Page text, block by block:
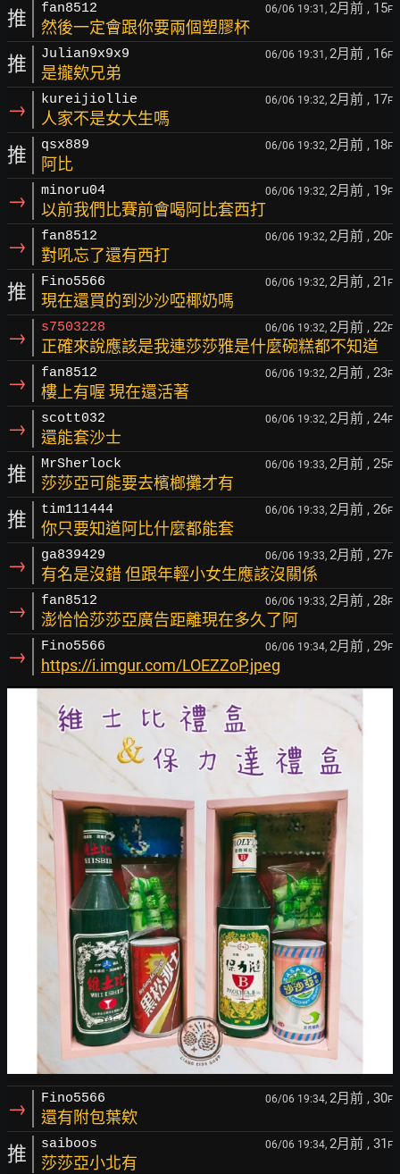
推 fan8512 06/06 19:31, 2月前 , 15F
然後一定會跟你要兩個塑膠杯
推 Julian9x9x9 06/06 19:31, 2月前 , 16F
是攏欸兄弟
→ kureijiollie 06/06 19:32, 2月前 , 17F
人家不是女大生嗎
推 qsx889 06/06 19:32, 2月前 , 18F
阿比
→ minoru04 06/06 19:32, 2月前 , 19F
以前我們比賽前會喝阿比套西打
→ fan8512 06/06 19:32, 2月前 , 20F
對吼忘了還有西打
推 Fino5566 06/06 19:32, 2月前 , 21 F
現在還買的到沙沙啞椰奶嗎
→ s7503228 06/06 19:32, 2月前 , 22F
正確來說應該是我連莎莎雅是什麼碗糕都不知道
→ fan8512 06/06 19:32, 2月前 , 23F
樓上有喔 現在還活著
→ scott032 06/06 19:32, 2月前 , 24F
還能套沙士
推 MrSherlock 06/06 19:33, 2月前 , 25F
莎莎亞可能要去檳榔攤才有
推 tim111444 06/06 19:33, 2月前 , 26F
你只要知道阿比什麼都能套
→ ga839429 06/06 19:33, 2月前 , 27F
有名是沒錯 但跟年輕小女生應該沒關係
→ fan8512 06/06 19:33, 2月前 , 28F
澎恰恰莎莎亞廣告距離現在多久了阿
→ Fino5566 06/06 19:34, 2月前 , 29F
https://i.imgur.com/LOEZZoP.jpeg
→ Fino5566 06/06 19:34, 2月前 , 30F
還有附包葉欸
推 saiboos 06/06 19:34, 2月前 , 31 F
莎莎亞小北有